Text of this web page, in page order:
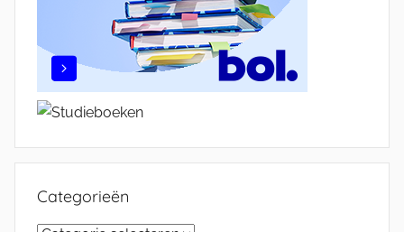
Categorieën